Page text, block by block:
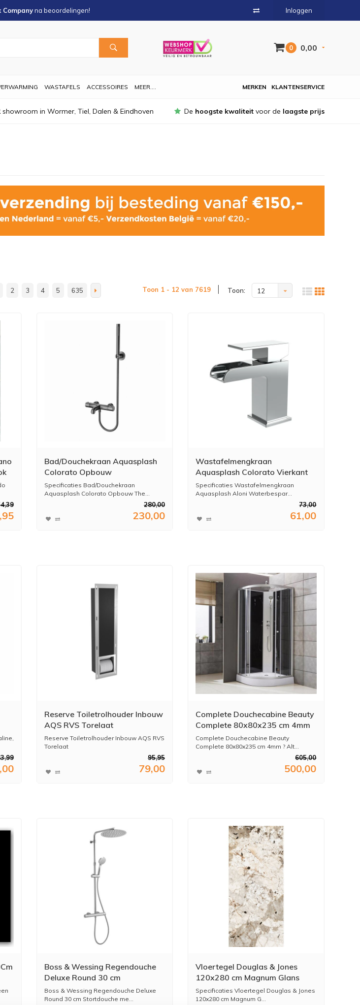
Companyna beoordelingen! Inloggen
0 0,00
WASTAFELS ACCESSOIRES MEER.... KLANTENSERVICE
MERKEN
showroom in Wormer, Tiel, Dalen & Eindhoven De hoogste kwaliteit voor de laagste prijs
2 3 4 5 635 Toon 1 - 12 van 7619 Toon: 12
Bad/Douchekraan Aquasplash
Colorato Opbouw
Thermostatisch Gunmetal
Specificaties Bad/Douchekraan
Aquasplash Colorato Opbouw The...
280,00
230,00
Wastafelmengkraan
Aquasplash Colorato Vierkant
Eenhandel Square Waterval
Chroom
Specificaties Wastafelmengkraan
Aquasplash Aloni Waterbespar...
73,00
61,00
Reserve Toiletrolhouder Inbouw
AQS RVS Torelaat
Reserve Toiletrolhouder Inbouw AQS RVS
Torelaat
95,95
79,00
Complete Douchecabine Beauty
Complete 80x80x235 cm 4mm
Complete Douchecabine Beauty
Complete 80x80x235 cm 4mm ? Alt...
605,00
500,00
Boss & Wessing Regendouche
Deluxe Round 30 cm
Stortdouche met Handdouche
Chroom
Boss & Wessing Regendouche Deluxe
Round 30 cm Stortdouche me...
Vloertegel Douglas & Jones
120x280 cm Magnum Glans
Tundra (Prijs per M2)
Specificaties Vloertegel Douglas & Jones
120x280 cm Magnum G...